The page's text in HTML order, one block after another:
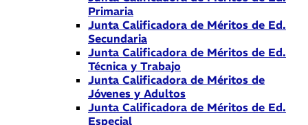
Primaria
Junta Calificadora de Méritos de Ed.
Secundaria
Junta Calificadora de Méritos de Ed.
Técnica y Trabajo
Junta Calificadora de Méritos de
Jóvenes y Adultos
Junta Calificadora de Méritos de Ed.
Especial